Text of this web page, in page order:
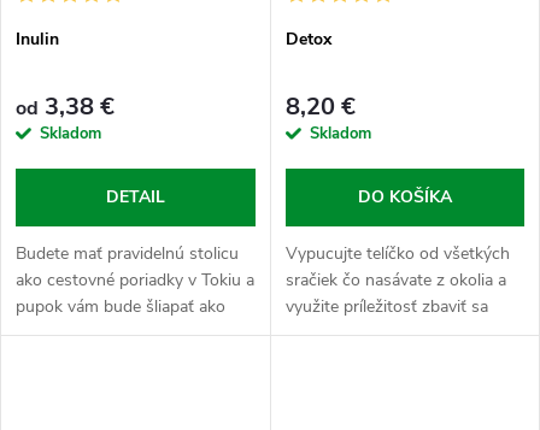
Inulin
od 3,38 €
Skladom
DETAIL
Budete mať pravidelnú stolicu
ako cestovné poriadky v Tokiu a
pupok vám bude šliapať ako
Švajčiarmi, keď si budete dávať
Detox
8,20 €
Skladom
DO KOŠÍKA
Vypucujte telíčko od všetkých
sračiek čo nasávate z okolia a
využite príležitosť zbaviť sa
nahromadeného čurbesu v